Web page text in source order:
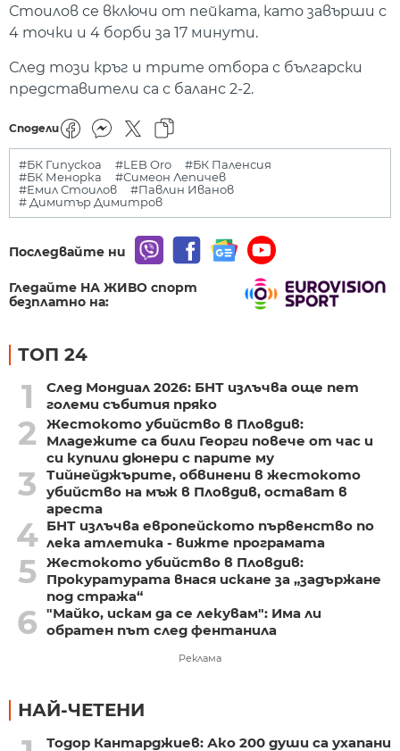
Стоилов се включи от пейката, като завърши с
4 точки и 4 борби за 17 минути.
След този кръг и трите отбора с български
представители са с баланс 2-2.
Сподели
#БК Гипускоа #LEB Orо
#БК Паленсия
#БК Менорка
#Симеон Лепичев
#Емил Стоилов
#Павлин Иванов
# Димитър Димитров
Последвайте ни
Гледайте НА ЖИВО спорт
безплатно на:
ТОП 24
1
След Мондиал 2026: БНТ излъчва още пет
големи събития пряко
2
Жестокото убийство в Пловдив:
Младежите са били Георги повече от час и
си купили дюнери с парите му
3
Тийнейджърите, обвинени в жестокото
убийство на мъж в Пловдив, остават в
ареста
4 БНТ излъчва европейското първенство по
лека атлетика - вижте програмата
5 Жестокото убийство в Пловдив:
Прокуратурата внася искане за „задържане
под стража“
6 "Майко, искам да се лекувам": Има ли
обратен път след фентанила
Реклама
НАЙ-ЧЕТЕНИ
Тодор Кантарджиев: Ако 200 души са ухапани